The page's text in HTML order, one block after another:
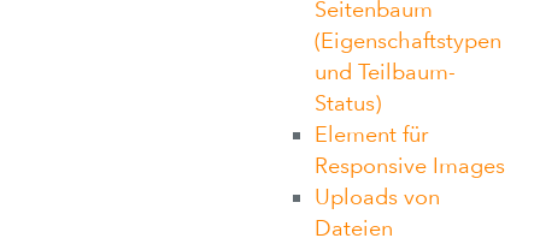
Seitenbaum
(Eigenschaftstypen
und Teilbaum-
Status)
Element für
Responsive Images
Uploads von
Dateien